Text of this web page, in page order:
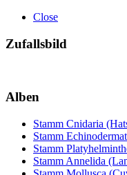
Close
Zufallsbild
Alben
Stamm Cnidaria
Stamm
Stamm
Stamm Annelida